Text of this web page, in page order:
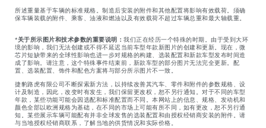
所述重量基于车辆的标准规格。制造后安装的附件和其他配置将影响有效载荷。须确
保车辆装载的附件、乘客、油液和燃油以及有效载荷不超过车辆总重和最大轴载重。
*关于所示图片和技术参数的重要说明： 我们正在经历一个特殊的时期。由于受到大环
境的影响，我们无法创建或不得不延迟当前车型年款新图片的创建和更新。现在，微
芯片短缺带来的全球性影响也进一步对规格的构建、选装配置和新款车型发布时间造
成了影响。请注意，这个特殊事件结束前，新款车型的部分图片无法完全更新。配
置、选装配置、饰件和配色方案将与部分所示图片不一致。
捷豹路虎有限公司不断探索新方法，以持续改善其汽车、零件和附件的参数规格、设
计及制造，因此，改变时有发生，我们保留更改权，恕不另行通知。对于不同的车型
年款，某些功能可能会因选配和标准配置而不同。本网站上的信息、规格、发动机和
颜色全部以欧洲规格为基础，在不同的市场上可能有所不同，如有更改，恕不另行通
知。某些展示车辆可能配有并非全球发售的选装配置和由授权经销商安装的附件。请
与当地授权经销商联系，了解当地的供货情况和实际价格。